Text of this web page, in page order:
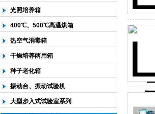
光照培养箱
400℃、500℃高温烘箱
热空气消毒箱
干燥培养两用箱
种子老化箱
振动台、振动试验机
大型步入式试验室系列